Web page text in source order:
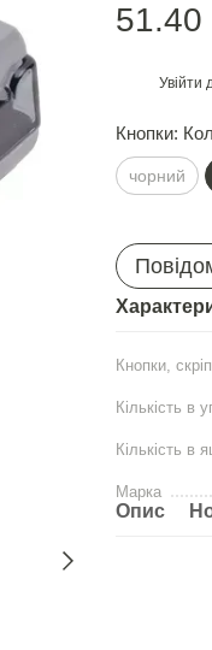
51.40
Увійти
Кнопки:
чорний
Кнопки,
Кількість в
Кількість в
Марка
Опис